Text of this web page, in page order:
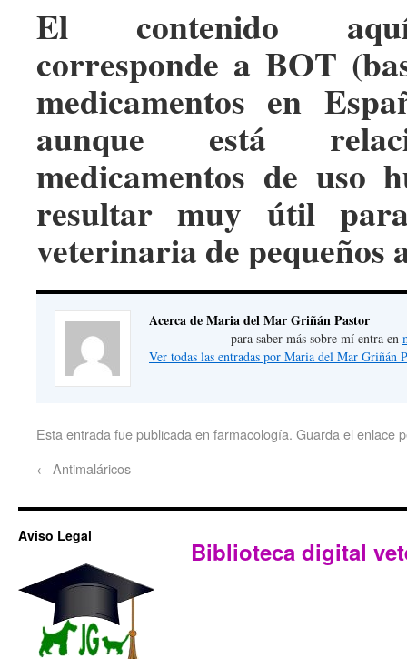
El contenido
corresponde a BOT
medicamentos en
aunque está
medicamentos de uso
resultar muy útil
veterinaria de pequeños
Acerca de Maria del Mar Griñán Pastor
- - - - - - - - - - para saber más sobre mí entra en
Ver todas las entradas por Maria del Mar Griñán
Esta entrada fue publicada en farmacología. Guarda el enlace
← Antimaláricos
Aviso Legal
Biblioteca digital